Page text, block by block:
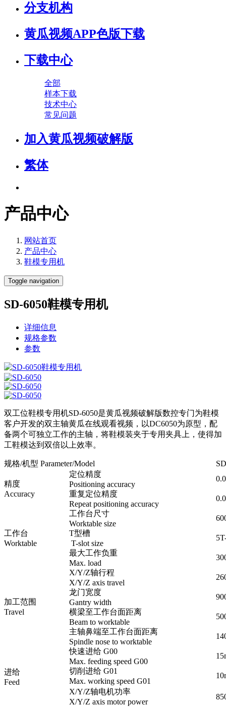
分支机构
黄瓜视频APP色版下载
下载中心
全部
样本下载
技术中心
常见问题
加入黄瓜视频破解版
繁体
产品中心
网站首页
产品中心
鞋模专用机
Toggle navigation
SD-6050鞋模专用机
详细信息
规格参数
参数
双工位鞋模专用机SD-6050是黄瓜视频破解版数控专门为鞋模
客户开发的双主轴黄瓜在线观看视频，以DC6050为原型，配
备两个可独立工作的主轴，将鞋模装夹于专用夹具上，使得加
工鞋模达到双倍以上效率。
规格/机型 Parameter/Model
精度
Accuracy
定位精度
Positioning accuracy
重复定位精度
Repeat positioning accuracy
工作台
Worktable
工作台尺寸
Worktable size
T型槽
T-slot size
最大工作负重
Max. load
加工范围
Travel
X/Y/Z轴行程
X/Y/Z axis travel
龙门宽度
Gantry width
横梁至工作台面距离
Beam to worktable
主轴鼻端至工作台面距离
Spindle nose to worktable
进给
Feed
快速进给 G00
Max. feeding speed G00
切削进给 G01
Max. working speed G01
X/Y/Z轴电机功率
X/Y/Z axis motor power